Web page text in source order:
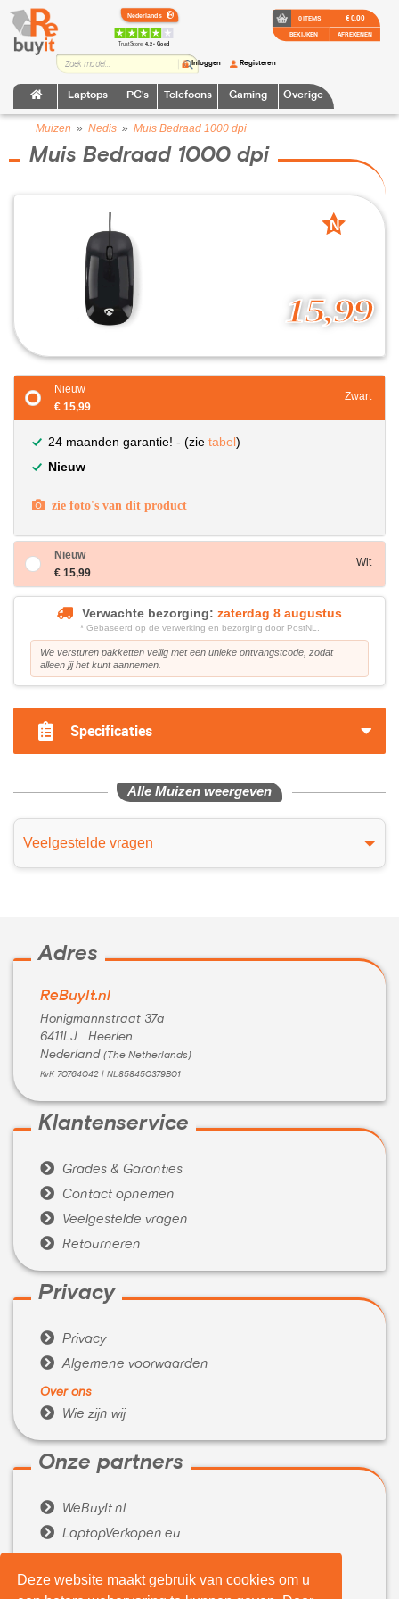
Deze website maakt gebruik van cookies om u
TrustScore:4.2 • Goed
Laptops PC's Telefoons Gaming Overige
Inloggen Registeren
0 ITEMS
BEKIJKEN
€ 0,00
AFREKENEN
Muizen » Nedis » Muis Bedraad 1000 dpi
Muis Bedraad 1000 dpi
15,99
N
Nieuw
€ 15,99
Zwart
24 maanden garantie! - (zie tabel)
Nieuw
zie foto's van dit product
Nieuw
€ 15,99
Wit
Verwachte bezorging: zaterdag 8 augustus
* Gebaseerd op de verwerking en bezorging door PostNL.
We versturen pakketten veilig met een unieke ontvangstcode, zodat
alleen jij het kunt aannemen.
Specificaties
Alle Muizen weergeven
Veelgestelde vragen
Adres
ReBuyIt.nl
Honigmannstraat 37a
6411LJ Heerlen
Nederland (The Netherlands)
KvK 70764042 | NL858450379B01
Klantenservice
 Grades & Garanties
 Contact opnemen
 Veelgestelde vragen
 Retourneren
Privacy
 Privacy
 Algemene voorwaarden
Over ons
 Wie zijn wij
Onze partners
 WeBuyIt.nl
 LaptopVerkopen.eu
